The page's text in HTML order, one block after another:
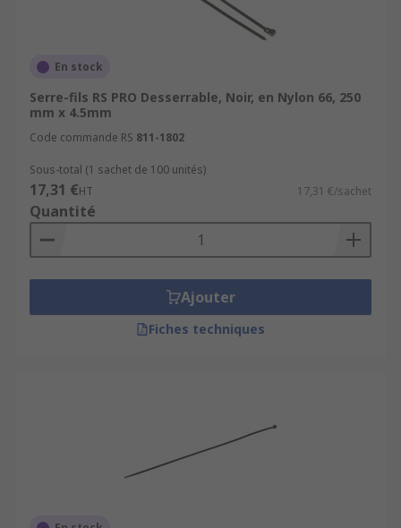
En stock
Serre-fils RS PRO Desserrable, Noir, en Nylon 66, 250
mm x 4.5mm
Code commande RS 811-1802
Sous-total (1 sachet de 100 unités)
17,31 €HT 17,31 €/sachet
Quantité
Ajouter
Fiches techniques